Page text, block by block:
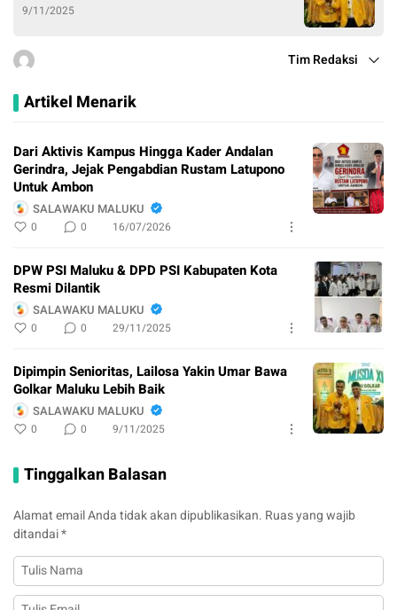
9/11/2025
Tim Redaksi
Artikel Menarik
Dari Aktivis Kampus Hingga Kader Andalan
Gerindra, Jejak Pengabdian Rustam Latupono
Untuk Ambon
SALAWAKU MALUKU
0 0 16/07/2026
DPW PSI Maluku & DPD PSI Kabupaten Kota
Resmi Dilantik
SALAWAKU MALUKU
0 0 29/11/2025
Dipimpin Senioritas, Lailosa Yakin Umar Bawa
Golkar Maluku Lebih Baik
SALAWAKU MALUKU
0 0 9/11/2025
Tinggalkan Balasan
Alamat email Anda tidak akan dipublikasikan. Ruas yang wajib
ditandai*